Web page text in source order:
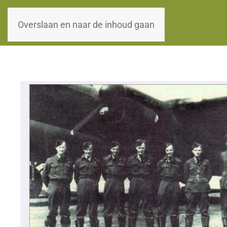
Overslaan en naar de inhoud gaan
WOII-HW